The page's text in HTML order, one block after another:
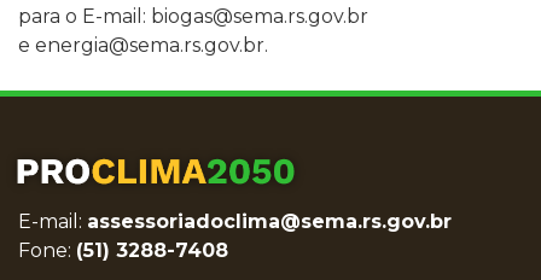
para o E-mail: biogas@sema.rs.gov.br
e energia@sema.rs.gov.br.
E-mail: assessoriadoclima@sema.rs.gov.br
Fone: (51) 3288-7408